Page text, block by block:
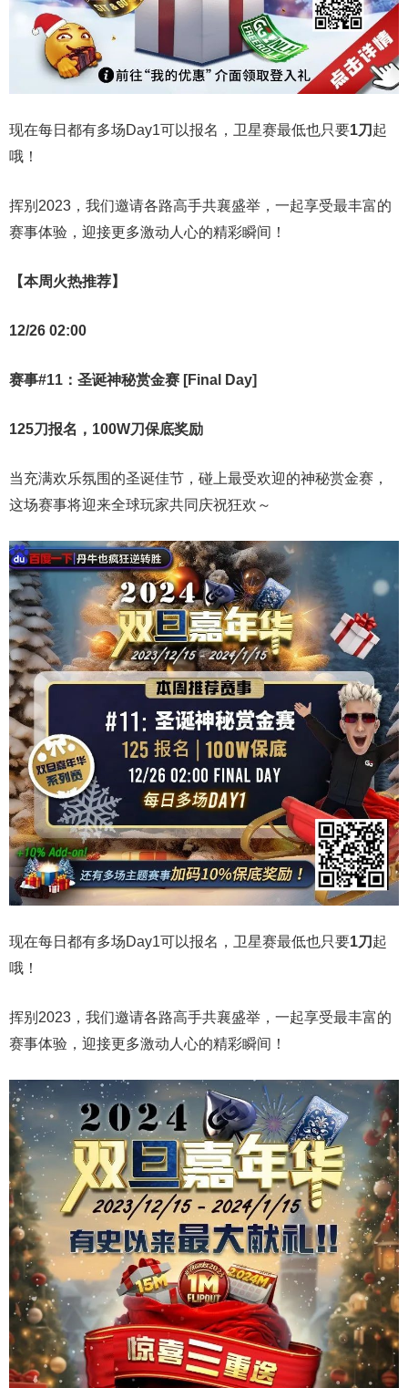
现在每日都有多场Day1可以报名，卫星赛最低也只要1刀 起
哦！
挥别2023，我们邀请各路高手共襄盛举，一起享受最丰富的
赛事体验，迎接更多激动人心的精彩瞬间！
【本周火热推荐】
12/26 02:00
赛事#11：圣诞神秘赏金赛 [Final Day]
125刀报名，100W刀保底奖励
当充满欢乐氛围的圣诞佳节，碰上最受欢迎的神秘赏金赛，
这场赛事将迎来全球玩家共同庆祝狂欢～
现在每日都有多场Day1可以报名，卫星赛最低也只要1刀 起
哦！
挥别2023，我们邀请各路高手共襄盛举，一起享受最丰富的
赛事体验，迎接更多激动人心的精彩瞬间！